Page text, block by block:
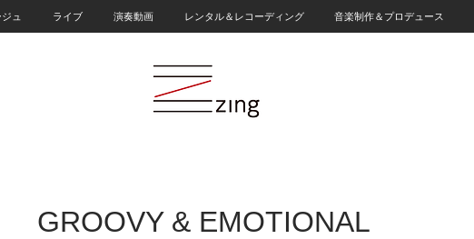
ュ ライブ 演奏動画 レンタル＆レコーディング 音楽制作＆プロデュース
GROOVY & EMOTIONAL